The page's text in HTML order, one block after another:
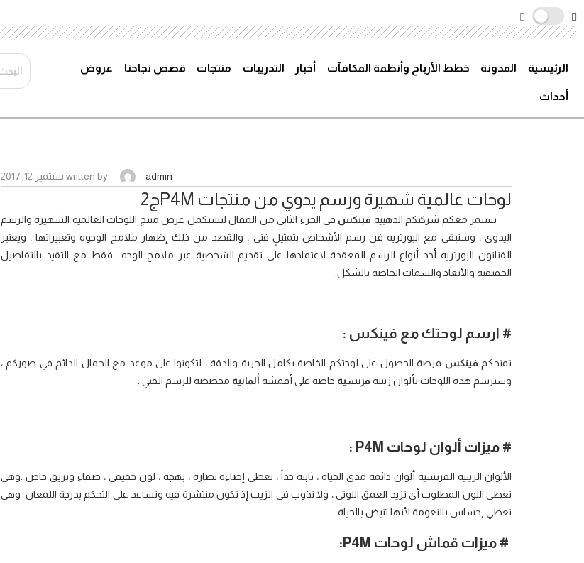
الرئيسية المدونة خطط الأرباح وأنظمة المكافآت أخبار التدريبات منتجات قصص نجاحنا عروض
أحداث
written by admin سبتمبر 12, 2017
لوحات عالمية شهيرة ورسم يدوي من منتجات P4Mج2
تستمر معكم شركتكم الذهبية فينكس في الجزء الثاني من المقال لتستكمل عرض منتج اللوحات العالمية الشهيرة والرسم
اليدوي ، وسنبقى مع البورتريه فن رسم الأشخاص بتمثيلٍ فني ، والقصد من ذلك إظهار ملامح الوجوه وتعبيراتها ، ويعتبر
الفنانون البورتريه أحد أنواع الرسم المعقدة لاعتمادها على تقديم الشخصية عبر ملامح الوجه فقط مع التقيد بالتفاصيل
الحقيقية والأبعاد والسمات الخاصة بالشكل.
# ارسم لوحتك مع فينكس :
تمنحكم فينكس فرصة الحصول على لوحتكم الخاصة بكامل الحرية والدقة ، لتكونوا على موعد مع الجمال الدائم في صوركم ،
وسترسم هذه اللوحات بألوان زيتية فرنسية خاصة على أقمشة ألمانية مخصصة للرسم الفني .
# ميزات ألوان لوحات P4M
:
الألوان الزيتية الفرنسية ألوان دائمة مدى الحياة ، ثابتة جداً ، تعطي إضاءة نضارة ، بهجة ، لون حقيقي ، صفاء وبريق خاص .وهي
تعطي اللون المطلوب أي تزيد العمق اللوني ، ولا تذوب في الزيت إذ تكون منتشرة فيه وتساعد على التحكم بدرجة اللمعان وهي
تعطي إحساس بالنعومة لأنها تنبض بالحياة .
# ميزات قماش لوحات P4M
: